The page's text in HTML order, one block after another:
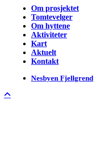
Om prosjektet
Tomtevelger
Om hyttene
Aktiviteter
Kart
Aktuelt
Kontakt
Nesbyen Fjellgrend